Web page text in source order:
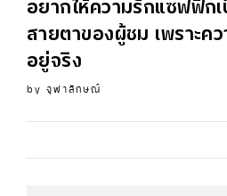
อยากให้ความรักแซฟฟิกเ
สายตาของผู้ชม เพราะค
อยู่จริง
by จุฬาลักษณ์